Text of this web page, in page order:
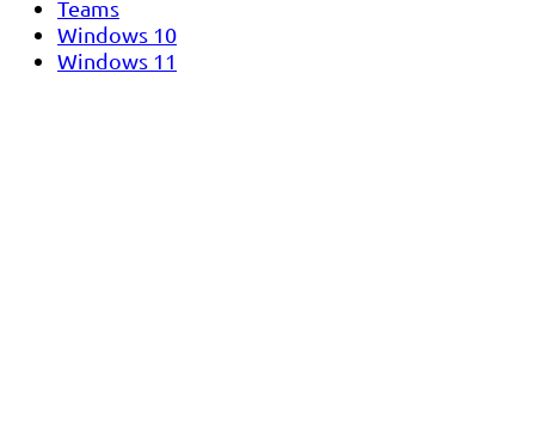
Teams
Windows 10
Windows 11